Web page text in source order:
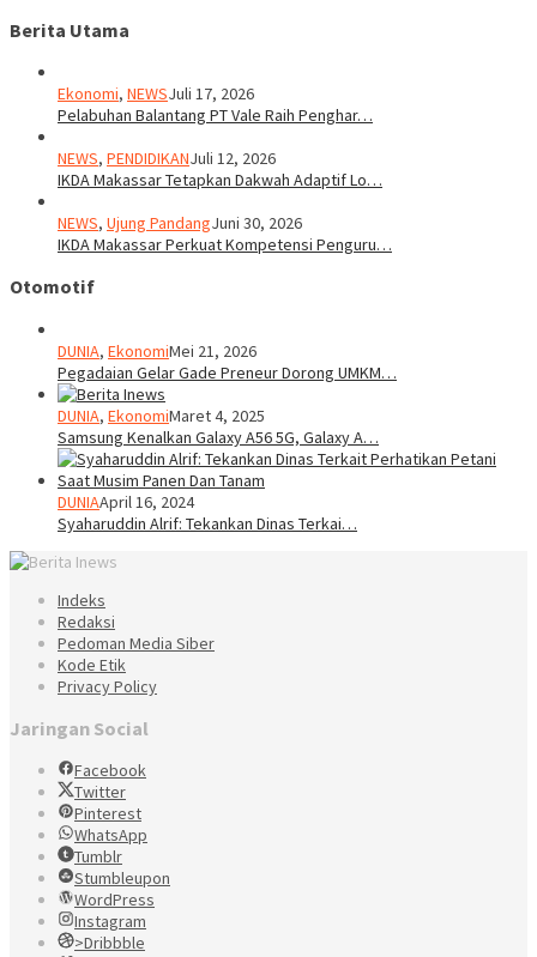
Berita Utama
Ekonomi, NEWSJuli 17, 2026
Pelabuhan Balantang PT Vale Raih Penghar…
NEWS, PENDIDIKANJuli 12, 2026
IKDA Makassar Tetapkan Dakwah Adaptif Lo…
NEWS, Ujung PandangJuni 30, 2026
IKDA Makassar Perkuat Kompetensi Penguru…
Otomotif
DUNIA, EkonomiMei 21, 2026
Pegadaian Gelar Gade Preneur Dorong UMKM…
DUNIA, EkonomiMaret 4, 2025
Samsung Kenalkan Galaxy A56 5G, Galaxy A…
DUNIAApril 16, 2024
Syaharuddin Alrif: Tekankan Dinas Terkai…
Indeks
Redaksi
Pedoman Media Siber
Kode Etik
Privacy Policy
Jaringan Social
Facebook
Twitter
Pinterest
WhatsApp
Tumblr
Stumbleupon
WordPress
Instagram
>Dribbble